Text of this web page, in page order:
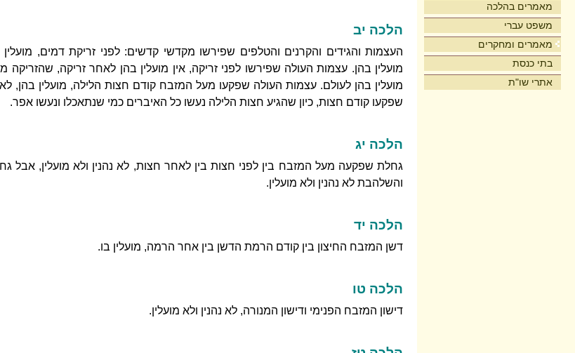
מאמרים בהלכה
משפט עברי
מאמרים ומחקרים
בתי כנסת
אתרי שו"ת
הלכה יב
העצמות והגידים והקרנים והטלפים שפירשו מקדשי קדשים: לפני זריקת דמים,
מועלין בהן. עצמות העולה שפירשו לפני זריקה, אין מועלין בהן לאחר זריקה,
מועלין בהן לעולם. עצמות העולה שפקעו מעל המזבח קודם חצות הלילה, מועלין בהן,
שפקעו קודם חצות, כיון שהגיע חצות הלילה נעשו כל האיברים כמי שנתאכלו ונעשו אפר.
הלכה יג
גחלת שפקעה מעל המזבח בין לפני חצות בין לאחר חצות, לא נהנין ולא מועלין, אבל
והשלהבת לא נהנין ולא מועלין.
הלכה יד
דשן המזבח החיצון בין קודם הרמת הדשן בין אחר הרמה, מועלין בו.
הלכה טו
דישון המזבח הפנימי ודישון המנורה, לא נהנין ולא מועלין.